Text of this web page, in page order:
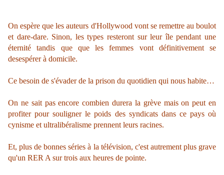
On espère que les auteurs d'Hollywood vont se remettre au boulot
et dare-dare. Sinon, les types resteront sur leur île pendant une
éternité tandis que que les femmes vont définitivement se
desespérer à domicile.
Ce besoin de s'évader de la prison du quotidien qui nous habite…
On ne sait pas encore combien durera la grève mais on peut en
profiter pour souligner le poids des syndicats dans ce pays où
cynisme et ultralibéralisme prennent leurs racines.
Et, plus de bonnes séries à la télévision, c'est autrement plus grave
qu'un RER A sur trois aux heures de pointe.